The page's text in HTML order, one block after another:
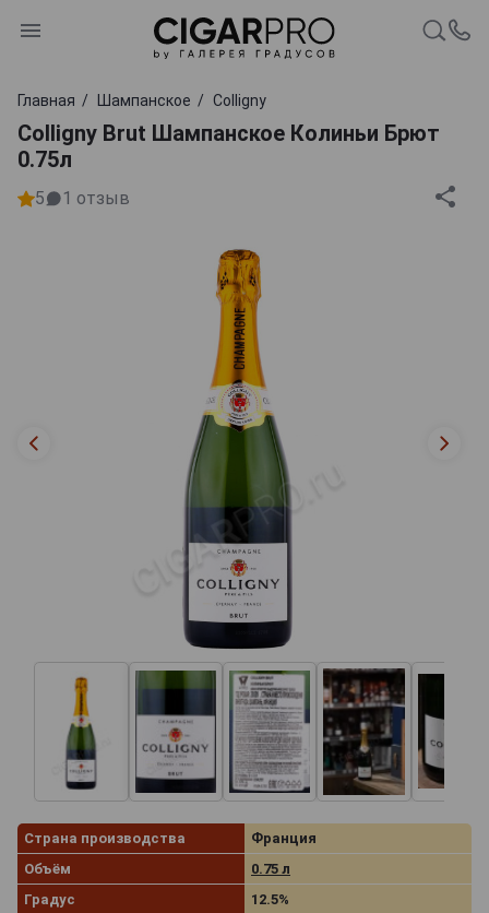
Главная Шампанское Colligny
Colligny Brut Шампанское Колиньи Брют
0.75л
5 1 отзыв
Страна производства
Франция
Объём
0.75 л
Градус
12.5%